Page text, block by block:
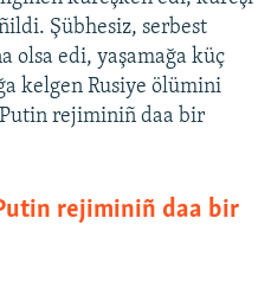
Şübhesiz, serbest
olsa edi, yaşamağa küç
kelgen Rusiye ölümini
rejiminiñ daa bir
rejiminiñ daa bir